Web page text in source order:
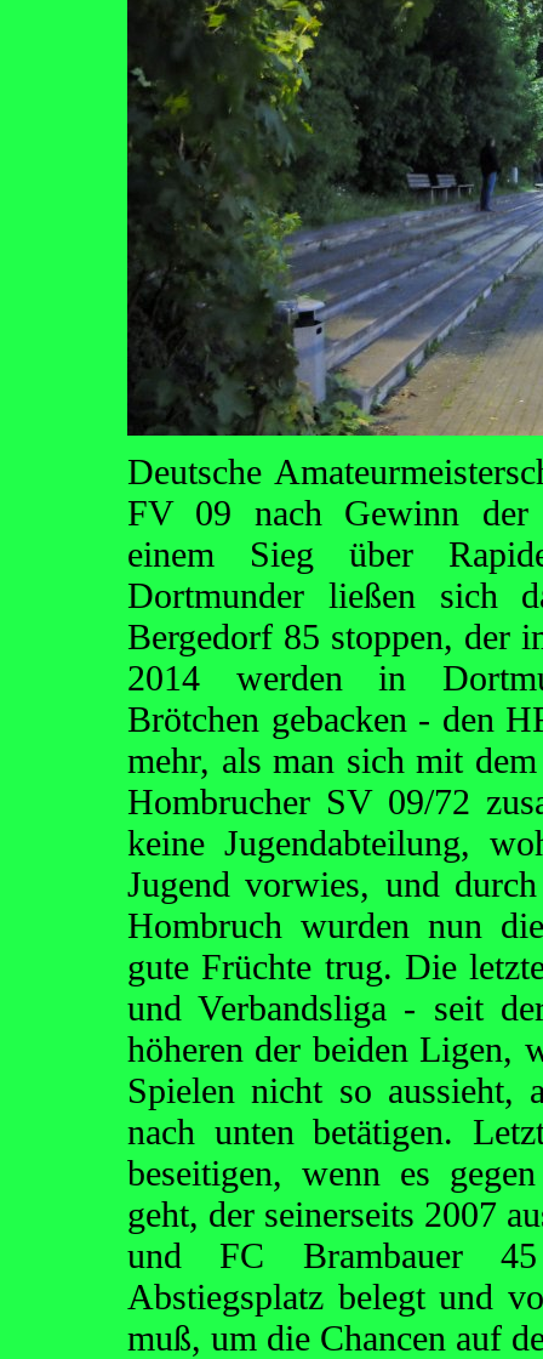
Deutsche
FV 09 nach Gewinn der
einem Sieg über
Dortmunder ließen sich
Bergedorf 85 stoppen, der
2014 werden in
Brötchen gebacken - den
mehr, als man sich mit
Hombrucher SV 09/72
keine Jugendabteilung,
Jugend vorwies, und
Hombruch wurden nun
gute Früchte trug. Die
und Verbandsliga - seit
höheren der beiden Ligen,
Spielen nicht so aussieht,
nach unten betätigen.
beseitigen, wenn es
geht, der seinerseits 2007
und FC Brambauer
Abstiegsplatz belegt und
muß, um die Chancen auf